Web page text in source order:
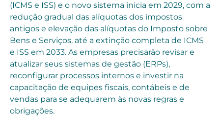
(ICMS e ISS) e o novo sistema inicia em 2029, com a
redução gradual das alíquotas dos impostos
antigos e elevação das alíquotas do Imposto sobre
Bens e Serviços, até a extinção completa de ICMS
e ISS em 2033. As empresas precisarão revisar e
atualizar seus sistemas de gestão (ERPs),
reconfigurar processos internos e investir na
capacitação de equipes fiscais, contábeis e de
vendas para se adequarem às novas regras e
obrigações.